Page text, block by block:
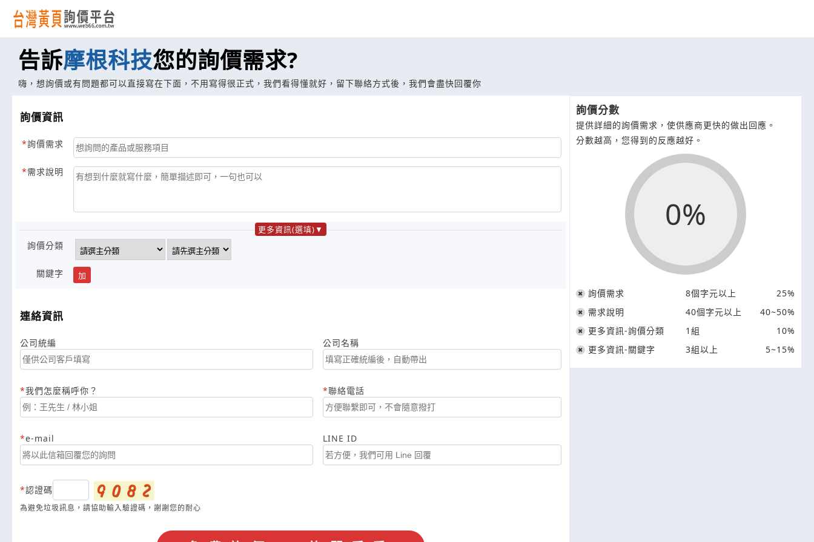
告訴摩根科技您的詢價需求?
嗨，想詢價或有問題都可以直接寫在下面，不用寫得很正式，我們看得懂就好，留下聯絡方式後，我們會盡快回覆你
詢價資訊
詢價需求
需求說明
更多資訊(選填)
詢價分類
關鍵字 加
連絡資訊
公司統編 公司名稱
我們怎麼稱呼你？ 聯絡電話
e-mail LINE ID
認證碼
為避免垃圾訊息，請協助輸入驗證碼，謝謝您的耐心
詢價分數
提供詳細的詢價需求，使供應商更快的做出回應。
分數越高，您得到的反應越好。
0%
詢價需求 8個字元以上
25%
需求說明
40個字元以上
40~50%
更多資訊-詢價分類
1組
10%
更多資訊-關鍵字
3組以上 5~15%